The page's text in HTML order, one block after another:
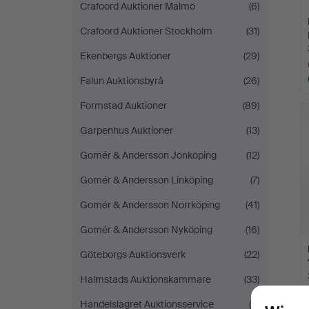
Crafoord Auktioner Malmö
(6)
Crafoord Auktioner Stockholm
(31)
Ekenbergs Auktioner
(29)
Falun Auktionsbyrå
(26)
Formstad Auktioner
(89)
Garpenhus Auktioner
(13)
Gomér & Andersson Jönköping
(12)
Gomér & Andersson Linköping
(7)
Gomér & Andersson Norrköping
(41)
Gomér & Andersson Nyköping
(16)
Göteborgs Auktionsverk
(22)
Halmstads Auktionskammare
(33)
Handelslagret Auktionsservice
(4)